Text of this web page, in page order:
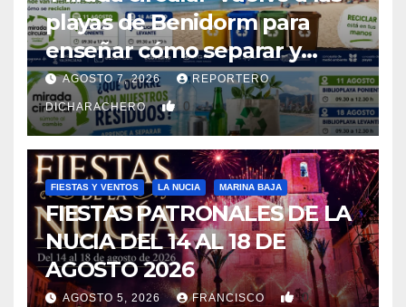
playas de Benidorm para
enseñar cómo separar y
reciclar los residuos
AGOSTO 7, 2026 REPORTERO
DICHARACHERO 0
FIESTAS Y VENTOS LA NUCIA MARINA BAJA
FIESTAS PATRONALES DE LA
NUCIA DEL 14 AL 18 DE
AGOSTO 2026
AGOSTO 5, 2026 FRANCISCO 0